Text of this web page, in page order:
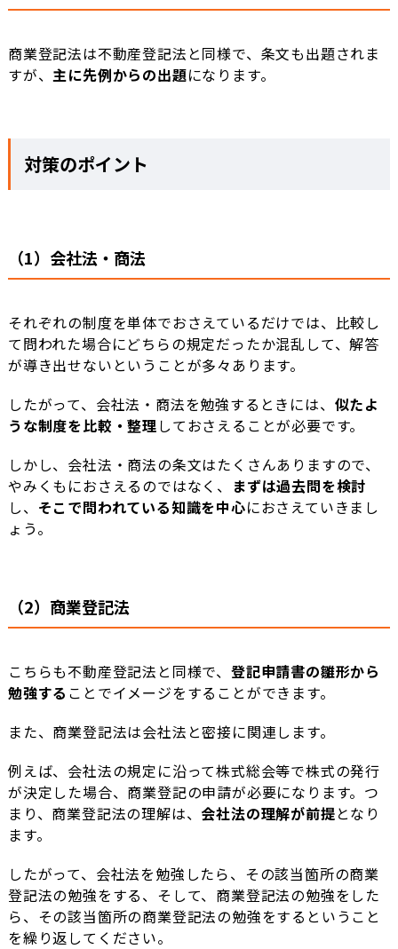
商業登記法は不動産登記法と同様で、条文も出題されま
すが、 主に先例からの出題になります。
対策のポイント
（1）会社法・商法
それぞれの制度を単体でおさえているだけでは、比較し
て問われた場合にどちらの規定だったか混乱して、解答
が導き出せないということが多々あります。
したがって、会社法・商法を勉強するときには、 似たよ
うな制度を比較・整理しておさえることが必要です。
しかし、会社法・商法の条文はたくさんありますので、
やみくもにおさえるのではなく、
まずは過去問を検討
し、 そこで問われている知識を中心におさえていきまし
ょう。
（2）商業登記法
こちらも不動産登記法と同様で、 登記申請書の雛形から
勉強する ことでイメージをすることができます。
また、商業登記法は会社法と密接に関連します。
例えば、会社法の規定に沿って株式総会等で株式の発行
が決定した場合、商業登記の申請が必要になります。つ
まり、商業登記法の理解は、 会社法の理解が前提となり
ます。
したがって、会社法を勉強したら、その該当箇所の商業
登記法の勉強をする、そして、商業登記法の勉強をした
ら、その該当箇所の商業登記法の勉強をするということ
を繰り返してください。